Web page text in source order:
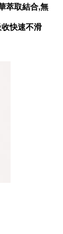
萃取結合,無
快速不滑